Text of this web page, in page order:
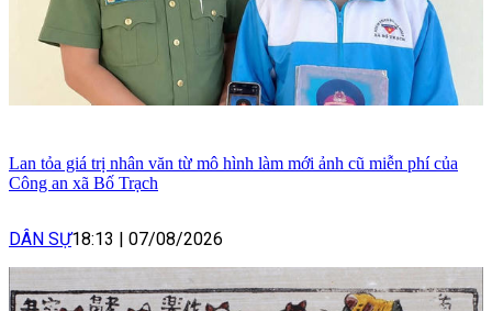
Lan tỏa giá trị nhân văn từ mô hình làm mới ảnh cũ miễn phí của
Công an xã Bố Trạch
DÂN SỰ18:13 | 07/08/2026